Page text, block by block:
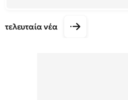
τελευταία νέα